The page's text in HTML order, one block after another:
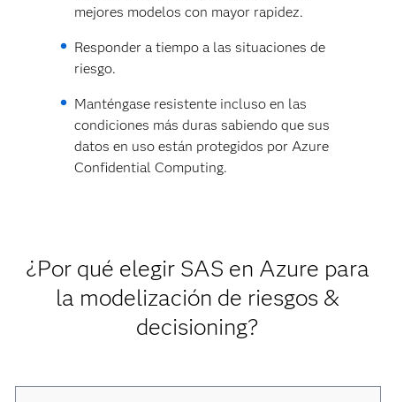
mejores modelos con mayor rapidez.
Responder a tiempo a las situaciones de
riesgo.
Manténgase resistente incluso en las
condiciones más duras sabiendo que sus
datos en uso están protegidos por Azure
Confidential Computing.
¿Por qué elegir SAS en Azure para
la modelización de riesgos &
decisioning?